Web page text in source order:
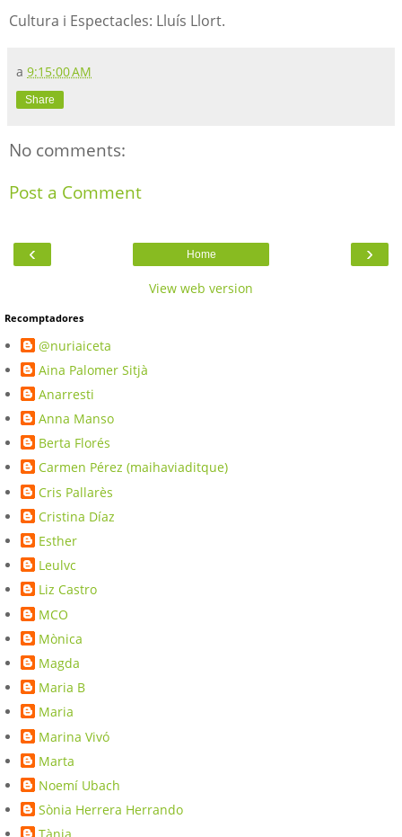
Cultura i Espectacles: Lluís Llort.
a 9:15:00 AM
Share
No comments:
Post a Comment
‹ ›
Home
View web version
Recomptadores
@nuriaiceta
Aina Palomer Sitjà
Anarresti
Anna Manso
Berta Florés
Carmen Pérez (maihaviaditque)
Cris Pallarès
Cristina Díaz
Esther
Leulvc
Liz Castro
MCO
Mònica
Magda
Maria B
Maria
Marina Vivó
Marta
Noemí Ubach
Sònia Herrera Herrando